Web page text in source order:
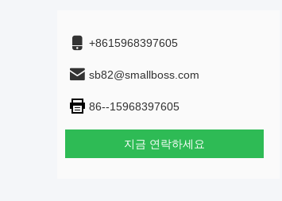
+8615968397605
sb82@smallboss.com
86--15968397605
지금 연락하세요